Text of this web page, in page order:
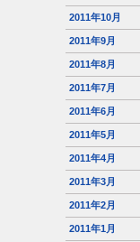
2011年10月
2011年9月
2011年8月
2011年7月
2011年6月
2011年5月
2011年4月
2011年3月
2011年2月
2011年1月